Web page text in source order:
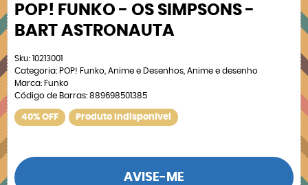
POP! FUNKO - OS SIMPSONS -
BART ASTRONAUTA
Sku: 10213001
Categoria: POP! Funko Anime e Desenhos Anime e desenho
Marca: Funko
Código de Barras: 889698501385
40% OFF Produto Indisponível
AVISE-ME